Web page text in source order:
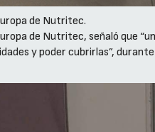
de Nutritec.
de Nutritec, señaló que
y poder cubrirlas”,